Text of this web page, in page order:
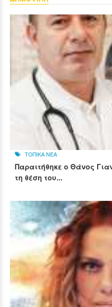
ΤΟΠΙΚΑ ΝΕΑ
Παραιτήθηκε ο Θάνος
τη θέση του...